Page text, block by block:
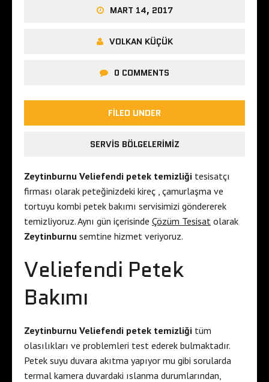
MART 14, 2017
VOLKAN KÜÇÜK
0 COMMENTS
FILED UNDER
SERVIS BÖLGELERIMIZ
Zeytinburnu Veliefendi petek temizliği tesisatçı
firması olarak peteğinizdeki kireç , çamurlaşma ve
tortuyu kombi petek bakımı servisimizi göndererek
temizliyoruz. Aynı gün içerisinde Çözüm Tesisat olarak
Zeytinburnu semtine hizmet veriyoruz.
Veliefendi Petek
Bakımı
Zeytinburnu Veliefendi petek temizliği tüm
olasılıkları ve problemleri test ederek bulmaktadır.
Petek suyu duvara akıtma yapıyor mu gibi sorularda
termal kamera duvardaki ıslanma durumlarından,